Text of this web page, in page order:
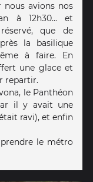
avions nos
à 12h30... et
que de
la basilique
à faire. En
une glace et
repartir.
le Panthéon
il y avait une
ravi), et enfin
le métro